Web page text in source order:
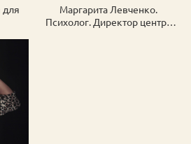
для
Маргарита Левченко.
Психолог. Директор центра